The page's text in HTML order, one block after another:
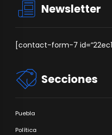
Newsletter
[contact-form-7
Secciones
Puebla
Política